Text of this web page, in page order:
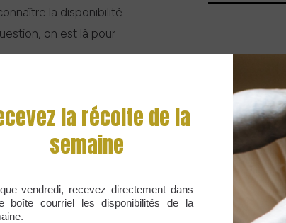
la disponibilité
on est là pour
ce que vous cherchez,
directement, et on
la récolte de la
semaine
vendredi, recevez directement dans
boîte courriel les disponibilités de la